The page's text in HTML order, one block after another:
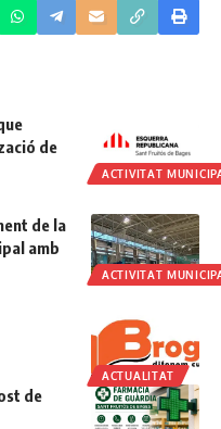
ACTIVITAT
de
ACTIVITAT
de la
amb
ACTUALITAT
de